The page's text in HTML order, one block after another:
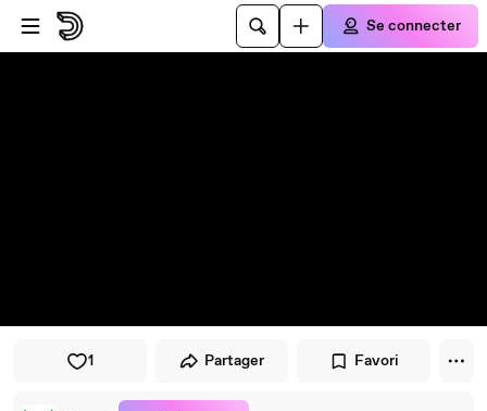
Passer au player
Passer au contenu principal
Se connecter
1 Partager Favori